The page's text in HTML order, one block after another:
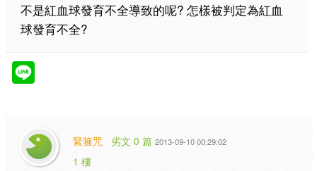
不是紅血球發育不全導致的呢? 怎樣被判定為紅血
球發育不全?
緊箍咒 劣文 0 篇 2013-09-10 00:29:02
1 樓